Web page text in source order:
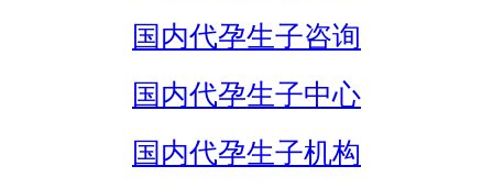
国内代孕生子咨询
国内代孕生子中心
国内代孕生子机构